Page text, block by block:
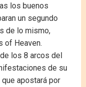
los buenos
un segundo
de lo mismo,
of Heaven.
los 8 arcos del
de su
apostará por